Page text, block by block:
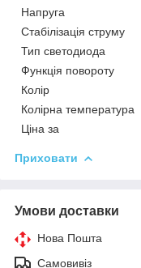
Напруга
Стабілізація струму
Тип светодиода
Функція повороту
Колір
Колірна температура
Ціна за
Приховати
Умови доставки
Нова Пошта
Самовивіз